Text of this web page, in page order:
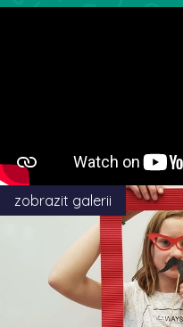
zobrazit galerii